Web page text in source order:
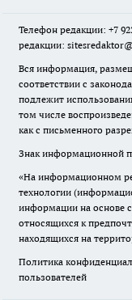
Телефон редакции: +7
редакции:
Вся информация,
соответствии с
подлежит
том числе
как с письменного
Знак информационной
«На информационном
технологии
информации на основе
относящихся к
находящихся на
Политика
пользователей